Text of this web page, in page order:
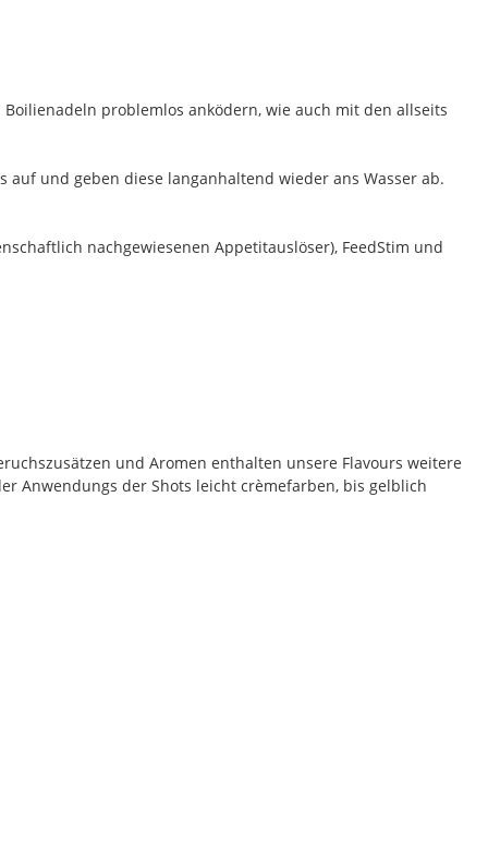
problemlos anködern, wie auch mit den allseits
und geben diese langanhaltend wieder ans Wasser ab.
nachgewiesenen Appetitauslöser), FeedStim und
und Aromen enthalten unsere Flavours weitere
Anwendungs der Shots leicht crèmefarben, bis gelblich